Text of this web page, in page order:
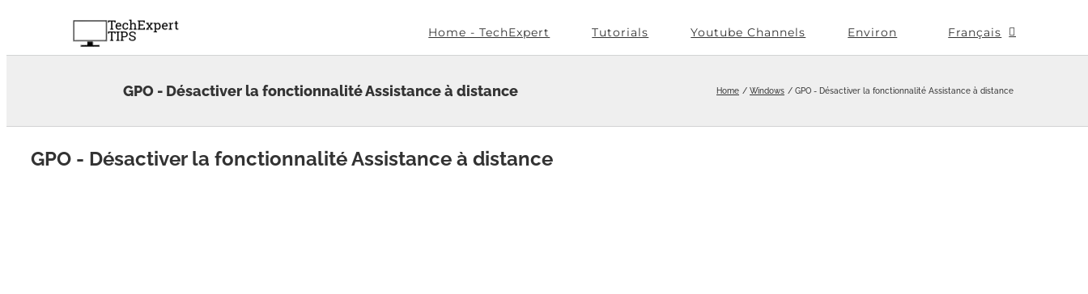
Home - TechExpert Tutorials Youtube Channels Environ Français
GPO - Désactiver la fonctionnalité Assistance à distance Home Windows GPO - Désactiver la fonctionnalité Assistance à distance
GPO - Désactiver la fonctionnalité Assistance à distance